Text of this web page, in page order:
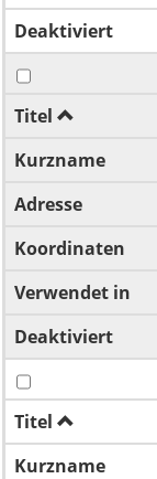
Deaktiviert
Titel
Kurzname
Adresse
Koordinaten
Verwendet in
Deaktiviert
Titel
Kurzname